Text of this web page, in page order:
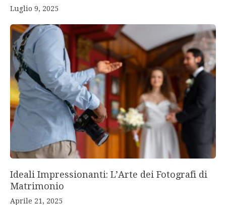
Luglio 9, 2025
Ideali Impressionanti: L’Arte dei Fotografi di
Matrimonio
Aprile 21, 2025